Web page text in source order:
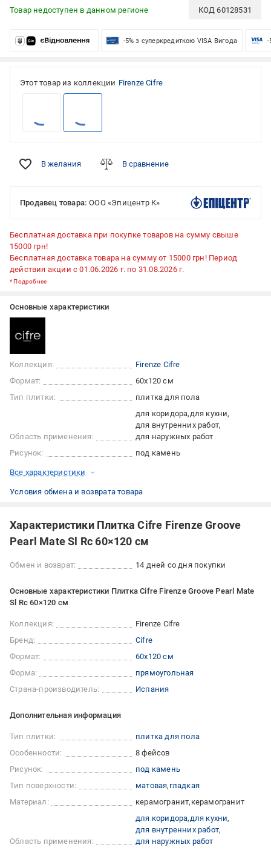
Товар недоступен в данном регионе КОД60128531
-5% з суперкредиткою VISA Вигода -
Этот товар из коллекции Firenze Cifre
В желания В сравнение
Продавец товара: ООО «Эпицентр К»
Бесплатная доставка при покупке товаров на сумму свыше
15000 грн!
Бесплатная доставка товара на сумму от 15000 грн! Период
действия акции с 01.06.2026 г. по 31.08.2026 г.
*Подробнее
Основные характеристики
Коллекция:
Firenze Cifre
Формат:
60x120 см
Тип плитки:
плитка для пола
Область применения:
для коридора для кухни
для внутренних работ
для наружных работ
Рисунок:
под камень
Все характеристики
Условия обмена и возврата товара
Характеристики Плитка Cifre Firenze Groove
Pearl Mate Sl Rc 60×120 см
Обмен и возврат: 14 дней со дня покупки
Основные характеристики Плитка Cifre Firenze Groove Pearl Mate
Sl Rc 60×120 см
Коллекция:
Firenze Cifre
Бренд:
Cifre
Формат:
60x120 см
Форма:
прямоугольная
Страна-производитель:
Испания
Дополнительная информация
Тип плитки:
плитка для пола
Особенности:
8 фейсов
Рисунок:
под камень
Тип поверхности:
матовая гладкая
Материал:
керамогранит керамогранит
Область применения:
для коридора для кухни
для внутренних работ
для наружных работ